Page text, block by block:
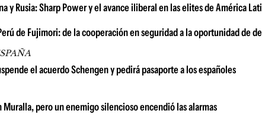
y Rusia: Sharp Power y el avance iliberal en las elites de América
de Fujimori: de la cooperación en seguridad a la oportunidad de
el acuerdo Schengen y pedirá pasaporte a los españoles
Muralla, pero un enemigo silencioso encendió las alarmas